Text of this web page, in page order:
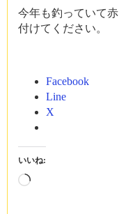
今年も釣っていて
付けてください。
Facebook
Line
X
いいね:
読